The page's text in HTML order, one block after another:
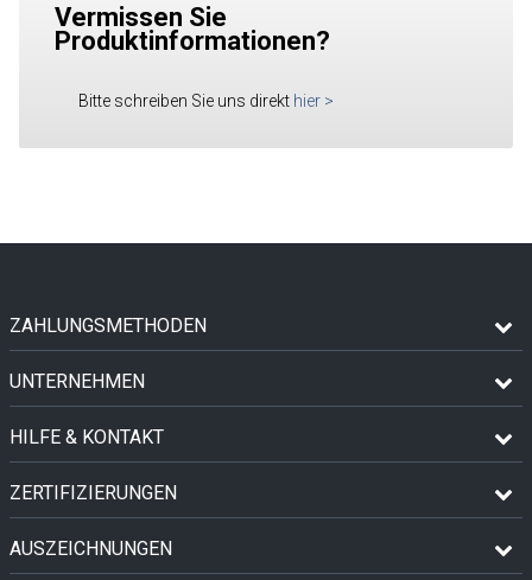
Vermissen Sie
Produktinformationen?
Bitte schreiben Sie uns direkt hier >
ZAHLUNGSMETHODEN
UNTERNEHMEN
HILFE & KONTAKT
ZERTIFIZIERUNGEN
AUSZEICHNUNGEN